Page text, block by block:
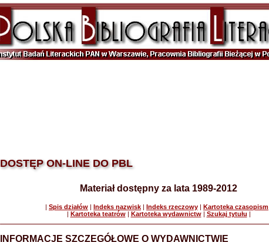
DOSTĘP ON-LINE DO PBL
Materiał dostępny za lata 1989-2012
| Spis działów | Indeks nazwisk | Indeks rzeczowy | Kartoteka czasopism
| Kartoteka teatrów| Kartoteka wydawnictw| Szukaj tytułu |
INFORMACJE SZCZEGÓŁOWE O WYDAWNICTWIE